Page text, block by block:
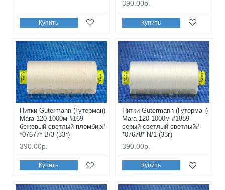
Купить
390.00р.
Купить
Нитки Gutermann (Гутерман)
Mara 120 1000м #169
бежевый светлый пломбир#
*07677* B/3 (33г)
390.00р.
Купить
Нитки Gutermann (Гутерман)
Mara 120 1000м #1889
серый светлый светлый#
*07678* N/1 (33г)
390.00р.
Купить